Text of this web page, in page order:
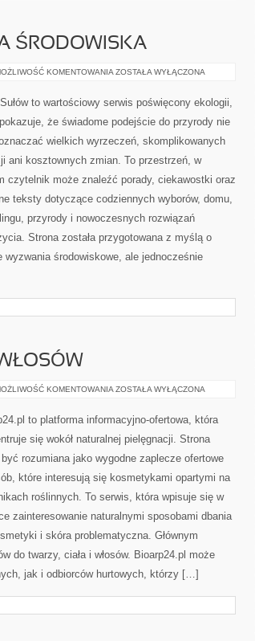
ŚRODOWISKA
KOMENTOWANIA PRZYRODA
ŚRODOWISKA
ZOSTAŁA WYŁĄCZONA
to wartościowy serwis poświęcony ekologii,
że świadome podejście do przyrody nie
wielkich wyrzeczeń, skomplikowanych
ani kosztownych zmian. To przestrzeń, w
czytelnik może znaleźć porady, ciekawostki oraz
teksty dotyczące codziennych wyborów, domu,
przyrody i nowoczesnych rozwiązań
Strona została przygotowana z myślą o
środowiskowe, ale jednocześnie
KOMENTOWANIA PIELĘGNACJA
WŁOSÓW
ZOSTAŁA WYŁĄCZONA
to platforma informacyjno-ofertowa, która
się wokół naturalnej pielęgnacji. Strona
rozumiana jako wygodne zaplecze ofertowe
które interesują się kosmetykami opartymi na
roślinnych. To serwis, która wpisuje się w
zainteresowanie naturalnymi sposobami dbania
i skóra problematyczna. Głównym
do twarzy, ciała i włosów. Bioarp24.pl może
jak i odbiorców hurtowych, którzy […]